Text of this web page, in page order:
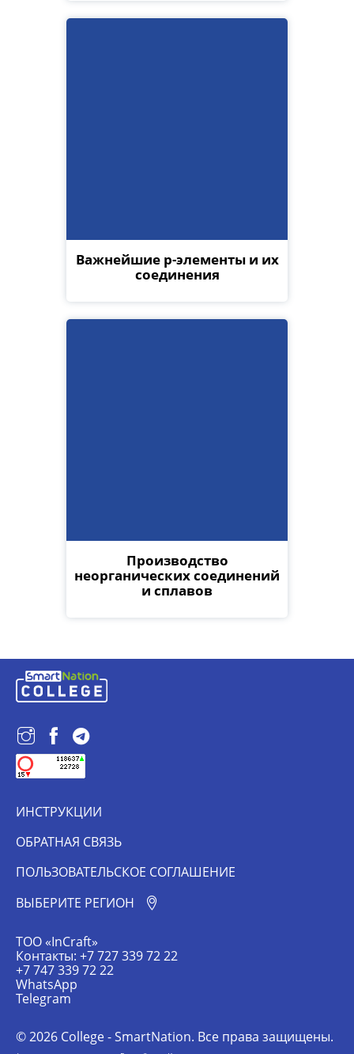
Важнейшие р-элементы и их
соединения
Производство
неорганических соединений
и сплавов
ИНСТРУКЦИИ
ОБРАТНАЯ СВЯЗЬ
ПОЛЬЗОВАТЕЛЬСКОЕ СОГЛАШЕНИЕ
ВЫБЕРИТЕ РЕГИОН
ТОО «InCraft»
Контакты: +7 727 339 72 22
+7 747 339 72 22
WhatsApp
Telegram
© 2026 College - SmartNation. Все права защищены.